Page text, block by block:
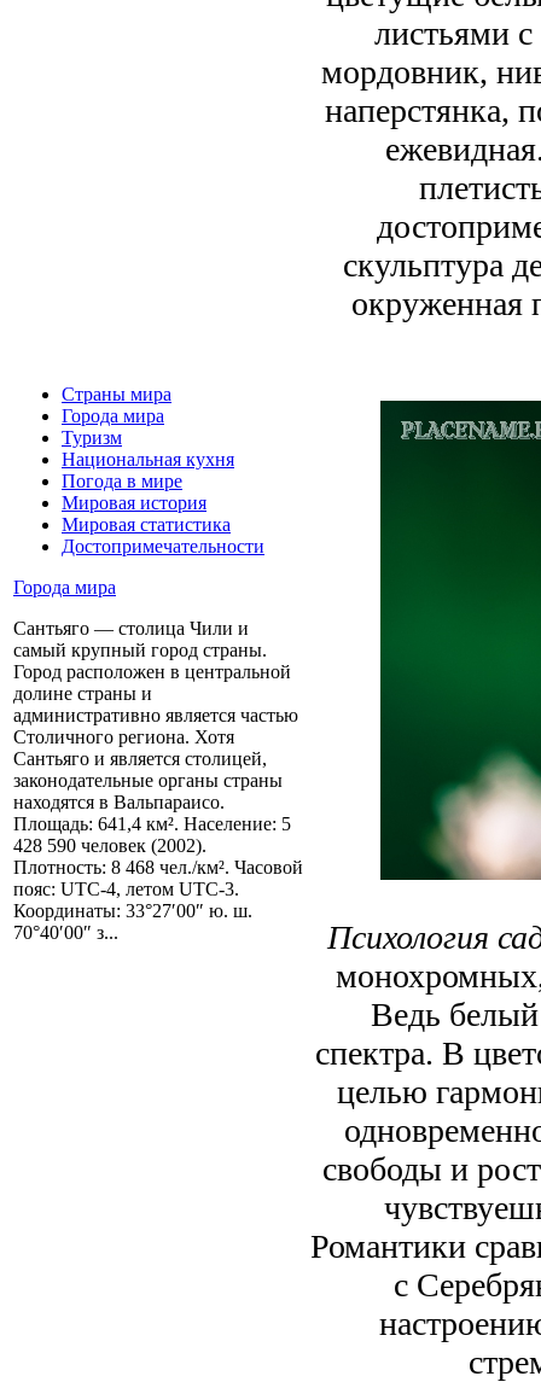
Страны мира
Города мира
Туризм
Национальная кухня
Погода в мире
Мировая история
Мировая статистика
Достопримечательности
Города мира
Сантьяго — столица Чили и
самый крупный город страны.
Город расположен в центральной
долине страны и
административно является частью
Столичного региона. Хотя
Сантьяго и является столицей,
законодательные органы страны
находятся в Вальпараисо.
Площадь: 641,4 км². Население: 5
428 590 человек (2002).
Плотность: 8 468 чел./км². Часовой
пояс: UTC-4, летом UTC-3.
Координаты: 33°27′00″ ю. ш.
70°40′00″ з...
листьями
мордовник,
наперстянка,
скульптура
окруженная
Психология
монохромных,
Ведь белый
спектра. В
целью
свободы и
Романтики
с